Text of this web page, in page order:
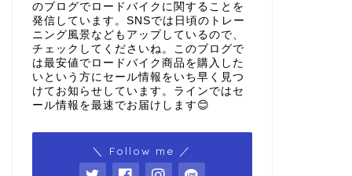
のブログでロードバイクに関することを
発信しています。SNSでは日頃のトレー
ニング風景などもアップしているので、
チェックしてくださいね。このブログで
は最安値でロードバイク商品を購入した
いという方にセール情報をいち早く見つ
けてお知らせしています。ラインではセ
ール情報を最速でお届けします😊
＼ Follow me ／